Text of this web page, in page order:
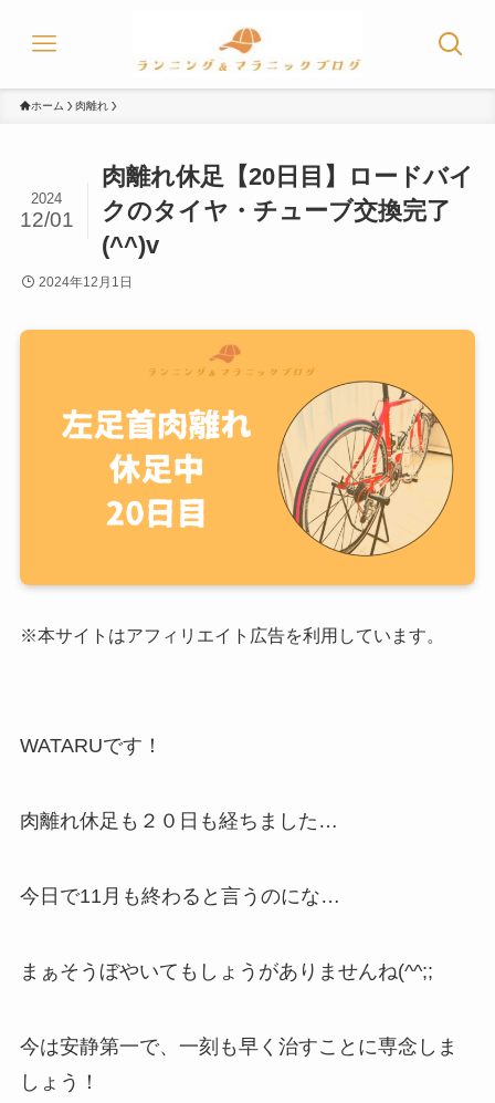
ホーム 肉離れ
肉離れ休足【20日目】ロードバイ
クのタイヤ・チューブ交換完了
(^^)v
2024
12/01
2024年12月1日
※本サイトはアフィリエイト広告を利用しています。
WATARUです！
肉離れ休足も２０日も経ちました…
今日で11月も終わると言うのにな…
まぁそうぼやいてもしょうがありませんね(^^;;
今は安静第一で、一刻も早く治すことに専念しま
しょう！